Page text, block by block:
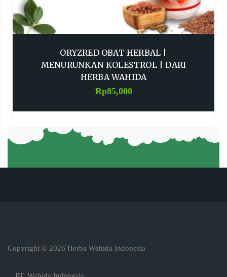
ORYZRED OBAT HERBAL |
MENURUNKAN KOLESTROL | DARI
HERBA WAHIDA
Rp85,000
Copyright © 2026 Herba Wahida Indonesia